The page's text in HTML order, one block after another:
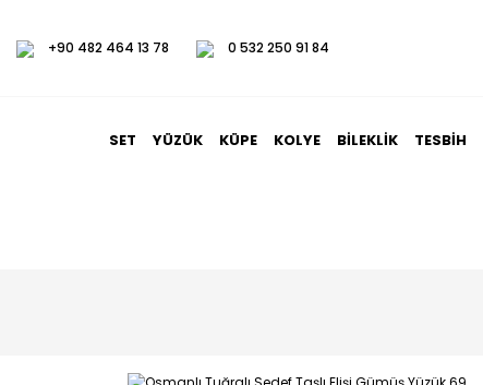
+90 482 464 13 78 0 532 250 91 84
SET YÜZÜK KÜPE KOLYE BILEKLIK TESBIH